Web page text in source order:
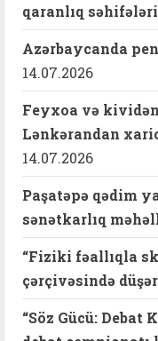
qaranlıq
Azərbaycanda
14.07.2026
Feyxoa və
Lənkərandan
14.07.2026
Paşatəpə qədim
sənətkarlıq
“Fiziki fəallıqla
çərçivəsində
“Söz Gücü: